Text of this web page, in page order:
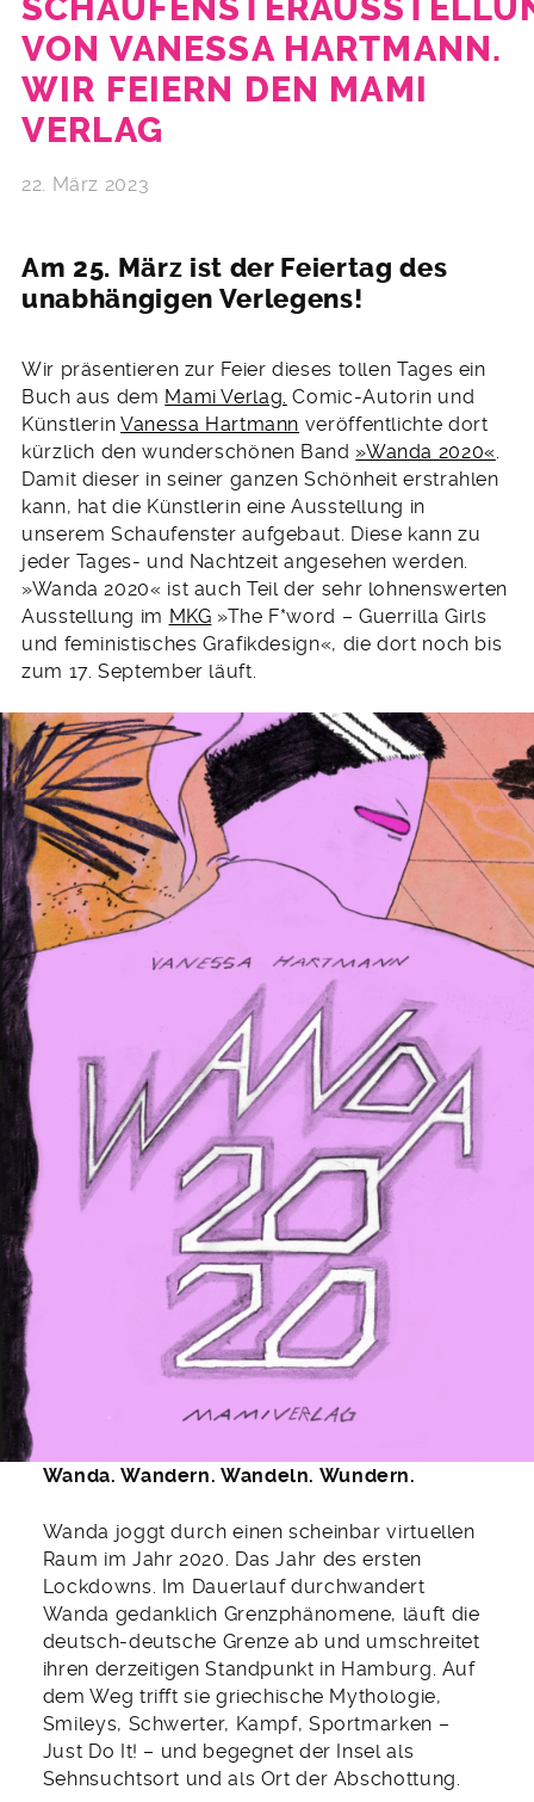
VON VANESSA HARTMANN.
WIR FEIERN DEN MAMI
VERLAG
22. März 2023
Am 25. März ist der Feiertag des
unabhängigen Verlegens!
Wir präsentieren zur Feier dieses tollen Tages ein
Buch aus dem Mami Verlag. Comic-Autorin und
Künstlerin Vanessa Hartmann veröffentlichte dort
kürzlich den wunderschönen Band »Wanda 2020«
Damit dieser in seiner ganzen Schönheit erstrahlen
kann, hat die Künstlerin eine Ausstellung in
unserem Schaufenster aufgebaut. Diese kann zu
jeder Tages- und Nachtzeit angesehen werden.
»Wanda 2020« ist auch Teil der sehr lohnenswerten
Ausstellung im MKG »The F*word – Guerrilla Girls
und feministisches Grafikdesign«, die dort noch bis
zum 17. September läuft.
Wanda. Wandern. Wandeln. Wundern.
Wanda joggt durch einen scheinbar virtuellen
Raum im Jahr 2020. Das Jahr des ersten
Lockdowns. Im Dauerlauf durchwandert
Wanda gedanklich Grenzphänomene, läuft die
deutsch-deutsche Grenze ab und umschreitet
ihren derzeitigen Standpunkt in Hamburg. Auf
dem Weg trifft sie griechische Mythologie,
Smileys, Schwerter, Kampf, Sportmarken –
Just Do It! – und begegnet der Insel als
Sehnsuchtsort und als Ort der Abschottung.